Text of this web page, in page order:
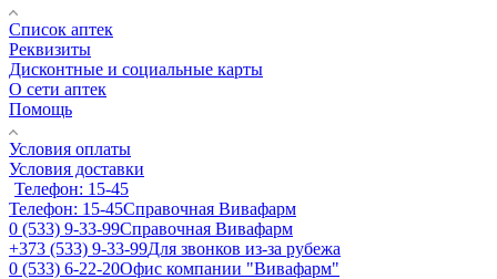
Список аптек
Реквизиты
Дисконтные и социальные карты
О сети аптек
Помощь
Условия оплаты
Условия доставки
Телефон: 15-45
Телефон: 15-45Справочная Вивафарм
0 (533) 9-33-99Справочная Вивафарм
+373 (533) 9-33-99Для звонков из-за рубежа
0 (533) 6-22-20Офис компании "Вивафарм"